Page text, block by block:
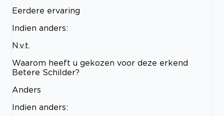
Eerdere ervaring
Indien anders:
N.v.t.
Waarom heeft u gekozen voor deze erkend
Betere Schilder?
Anders
Indien anders: